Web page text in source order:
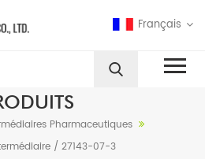
Français
Pharmaceutiques
/ 27143-07-3